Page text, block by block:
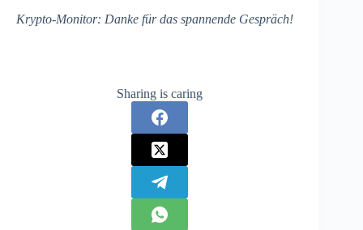
Krypto-Monitor: Danke für das spannende Gespräch!
Sharing is caring